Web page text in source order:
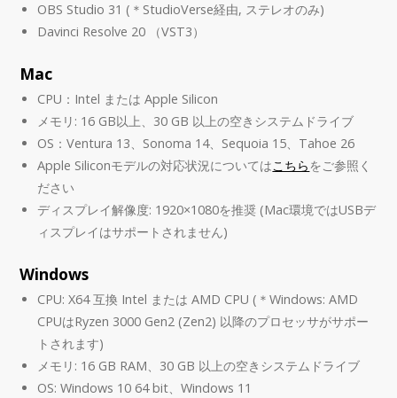
OBS Studio 31 (＊StudioVerse経由, ステレオのみ)
Davinci Resolve 20 （VST3）
Mac
CPU：Intel または Apple Silicon
メモリ: 16 GB以上、30 GB 以上の空きシステムドライブ
OS：Ventura 13、Sonoma 14、Sequoia 15、Tahoe 26
Apple Siliconモデルの対応状況についてはこちらをご参照く
ださい
ディスプレイ解像度: 1920×1080を推奨 (Mac環境ではUSBデ
ィスプレイはサポートされません)
Windows
CPU: X64 互換 Intel または AMD CPU (＊Windows: AMD
CPUはRyzen 3000 Gen2 (Zen2) 以降のプロセッサがサポー
トされます)
メモリ: 16 GB RAM、30 GB 以上の空きシステムドライブ
OS: Windows 10 64 bit、Windows 11